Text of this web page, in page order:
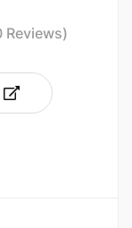
Reviews)